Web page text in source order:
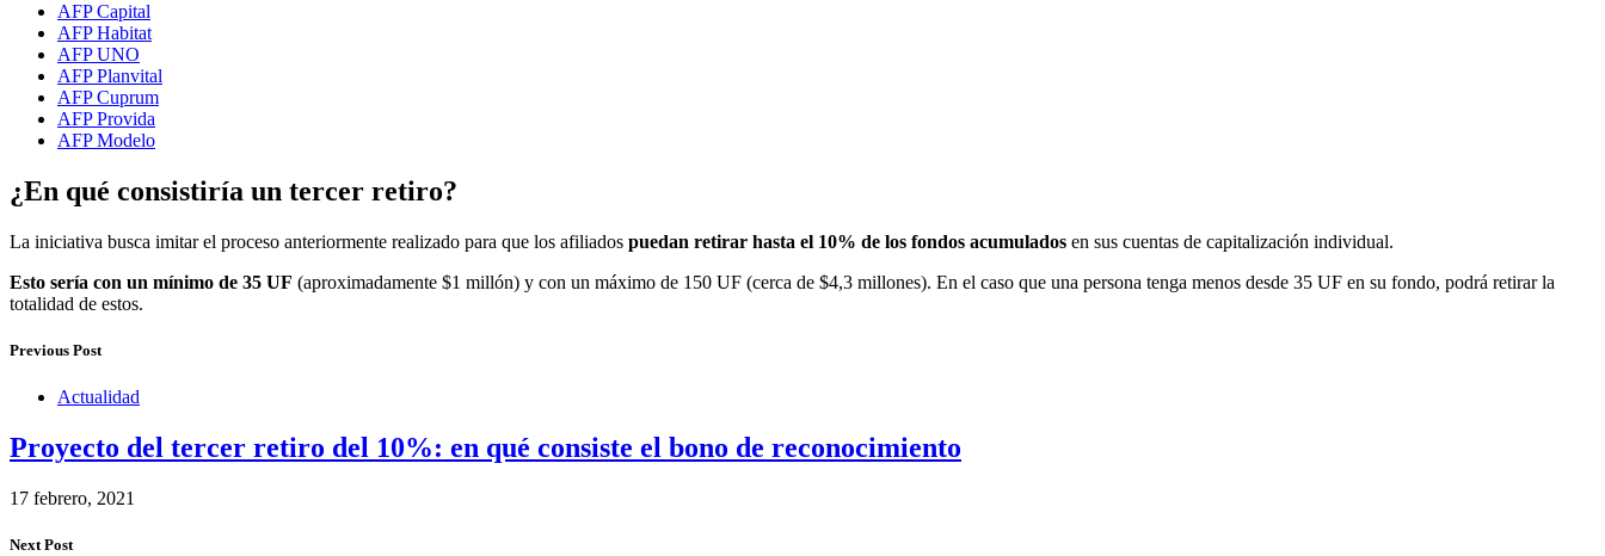
AFP Capital
AFP Habitat
AFP UNO
AFP Planvital
AFP Cuprum
AFP Provida
AFP Modelo
¿En qué consistiría un tercer retiro?
La iniciativa busca imitar el proceso anteriormente realizado para que los afiliados puedan retirar hasta el 10% de los fondos acumulados en sus cuentas de capitalización individual.
Esto sería con un mínimo de 35 UF (aproximadamente $1 millón) y con un máximo de 150 UF (cerca de $4,3 millones). En el caso que una persona tenga menos desde 35 UF en su fondo, podrá retirar la
totalidad de estos.
Previous Post
Actualidad
Proyecto del tercer retiro del 10%: en qué consiste el bono de reconocimiento
17 febrero, 2021
Next Post